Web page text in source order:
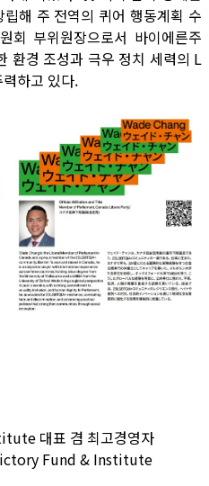
해 주 전역의 퀴어 행동계획 수
회 부위원장으로서 바이에른주
환경 조성과 극우 정치 세력의 L
하고 있다.
대표 겸 최고경영자
Fund & Institute